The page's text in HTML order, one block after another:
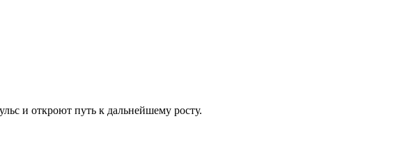
и откроют путь к дальнейшему росту.